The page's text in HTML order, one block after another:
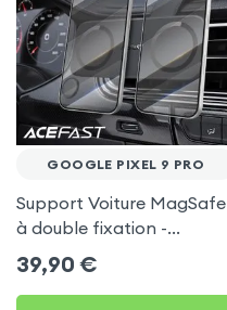
GOOGLE PIXEL 9 PRO
Support Voiture MagSafe
à double fixation -
Acefast pour Google Pixel
9 Pro
39,90 €